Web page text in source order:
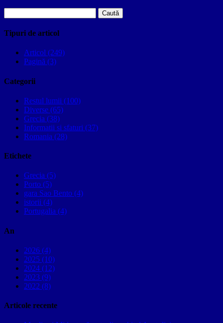
după:
Tipuri de articol
Articol (249)
Pagină (3)
Categorii
Restul lumii (100)
Diverse (65)
Grecia (38)
Informatii si sfaturi (37)
Romania (28)
Etichete
Grecia (5)
Porto (5)
gara Sao Bento (4)
istorii (4)
Portugalia (4)
An
2026 (4)
2025 (10)
2024 (12)
2023 (9)
2022 (8)
Articole recente